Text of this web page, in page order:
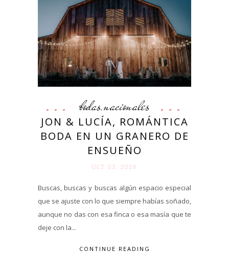
bodas,nacionales
JON & LUCÍA, ROMÁNTICA
BODA EN UN GRANERO DE
ENSUEÑO
OCT 03. 2019
Buscas, buscas y buscas algún espacio especial
que se ajuste con lo que siempre habías soñado,
aunque no das con esa finca o esa masía que te
deje con la...
CONTINUE READING